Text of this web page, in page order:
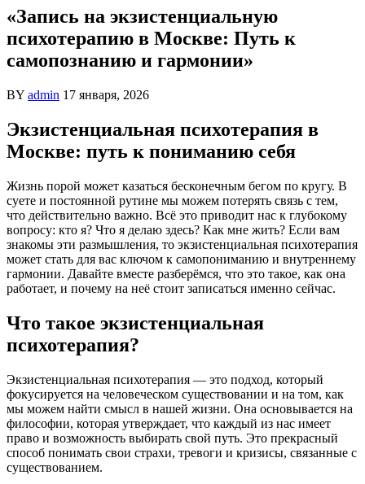
«Запись на экзистенциальную
психотерапию в Москве: Путь к
самопознанию и гармонии»
BY admin 17 января, 2026
Экзистенциальная психотерапия в
Москве: путь к пониманию себя
Жизнь порой может казаться бесконечным бегом по кругу. В
суете и постоянной рутине мы можем потерять связь с тем,
что действительно важно. Всё это приводит нас к глубокому
вопросу: кто я? Что я делаю здесь? Как мне жить? Если вам
знакомы эти размышления, то экзистенциальная психотерапия
может стать для вас ключом к самопониманию и внутреннему
гармонии. Давайте вместе разберёмся, что это такое, как она
работает, и почему на неё стоит записаться именно сейчас.
Что такое экзистенциальная
психотерапия?
Экзистенциальная психотерапия — это подход, который
фокусируется на человеческом существовании и на том, как
мы можем найти смысл в нашей жизни. Она основывается на
философии, которая утверждает, что каждый из нас имеет
право и возможность выбирать свой путь. Это прекрасный
способ понимать свои страхи, тревоги и кризисы, связанные с
существованием.